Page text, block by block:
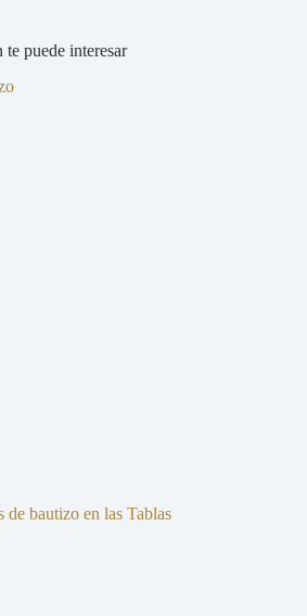
te puede interesar
de bautizo en las Tablas